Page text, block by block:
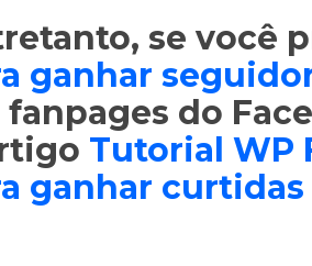
se você
ganhar
fanpages do
Tutorial WP
ganhar